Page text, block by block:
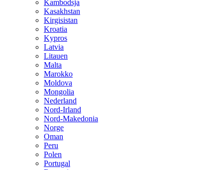
Kambodsja
Kasakhstan
Kirgisistan
Kroatia
Kypros
Latvia
Litauen
Malta
Marokko
Moldova
Mongolia
Nederland
Nord-Irland
Nord-Makedonia
Norge
Oman
Peru
Polen
Portugal